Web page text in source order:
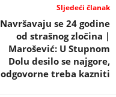
Sljedeći članak
Navršavaju se 24 godine
od strašnog zločina |
Marošević: U Stupnom
Dolu desilo se najgore,
odgovorne treba kazniti